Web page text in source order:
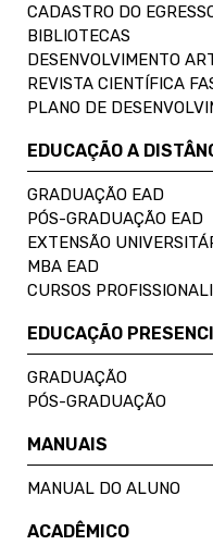
CADASTRO DO
BIBLIOTECAS
DESENVOLVIMENTO
REVISTA CIENTÍFICA
PLANO DE
EDUCAÇÃO A
GRADUAÇÃO EAD
PÓS-GRADUAÇÃO EAD
EXTENSÃO
MBA EAD
CURSOS
EDUCAÇÃO
GRADUAÇÃO
PÓS-GRADUAÇÃO
MANUAIS
MANUAL DO ALUNO
ACADÊMICO